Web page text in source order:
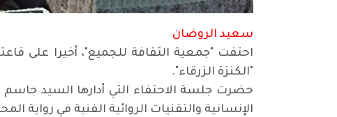
سعيد الروضان
احتفت "جمعية الثقافة للجميع"، أخيرا على
"الكنزة الزرقاء".
حضرت جلسة الاحتفاء التي أدارها السيد
الإنسانية والتقنيات الروائية الفنية في رواية